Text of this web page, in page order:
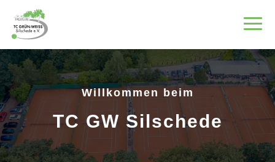
Willkommen beim
TC GW Silschede